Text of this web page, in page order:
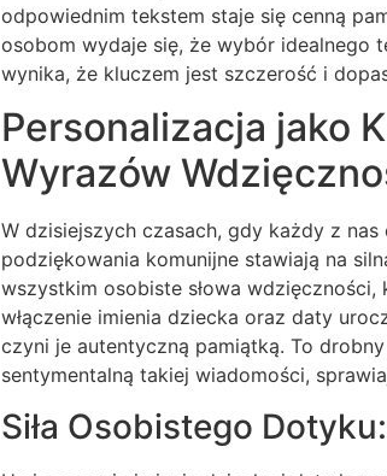
odpowiednim tekstem staje się cenną
osobom wydaje się, że wybór idealnego
wynika, że kluczem jest szczerość i
Personalizacja jako
Wyrazów
W dzisiejszych czasach, gdy każdy z
podziękowania komunijne stawiają na
wszystkim osobiste słowa
włączenie imienia dziecka oraz daty
czyni je autentyczną pamiątką. To
sentymentalną takiej wiadomości,
Siła Osobistego